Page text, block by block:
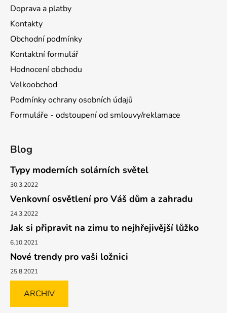
Doprava a platby
Kontakty
Obchodní podmínky
Kontaktní formulář
Hodnocení obchodu
Velkoobchod
Podmínky ochrany osobních údajů
Formuláře - odstoupení od smlouvy/reklamace
Blog
Typy moderních solárních světel
30.3.2022
Venkovní osvětlení pro Váš dům a zahradu
24.3.2022
Jak si připravit na zimu to nejhřejivější lůžko
6.10.2021
Nové trendy pro vaši ložnici
25.8.2021
ARCHIV